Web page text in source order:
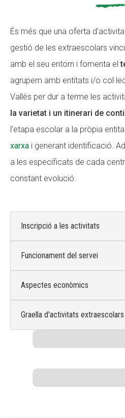
És més que una oferta
gestió de les extraescolars
amb el seu entorn i fomenta el
agrupem amb entitats i/o
Vallès per dur a terme les
la varietat i un itinerari de
l’etapa escolar a la pròpia
xarxa i generant identificació.
a les especificats de cada
constant evolució.
Inscripció a les activitats
Funcionament del servei
Aspectes econòmics
Graella d'activitats extraescolars